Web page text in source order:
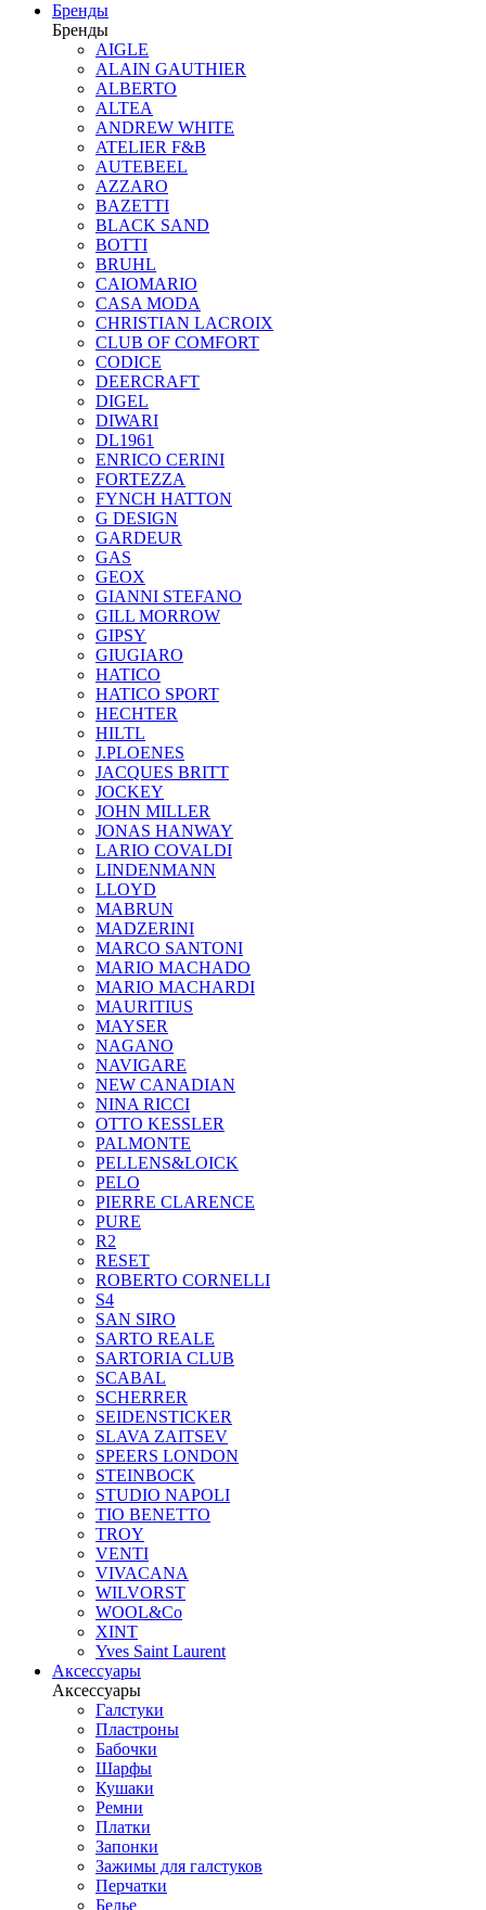
Бренды
Бренды
AIGLE
ALAIN GAUTHIER
ALBERTO
ALTEA
ANDREW WHITE
ATELIER F&B
AUTEBEEL
AZZARO
BAZETTI
BLACK SAND
BOTTI
BRUHL
CAIOMARIO
CASA MODA
CHRISTIAN LACROIX
CLUB OF COMFORT
CODICE
DEERCRAFT
DIGEL
DIWARI
DL1961
ENRICO CERINI
FORTEZZA
FYNCH HATTON
G DESIGN
GARDEUR
GAS
GEOX
GIANNI STEFANO
GILL MORROW
GIPSY
GIUGIARO
HATICO
HATICO SPORT
HECHTER
HILTL
J.PLOENES
JAСQUES BRITT
JOCKEY
JOHN MILLER
JONAS HANWAY
LARIO COVALDI
LINDENMANN
LLOYD
MABRUN
MADZERINI
MARCO SANTONI
MARIO MACHADO
MARIO MACHARDI
MAURITIUS
MAYSER
NAGANO
NAVIGARE
NEW CANADIAN
NINA RICCI
OTTO KESSLER
PALMONTE
PELLENS&LOICK
PELO
PIERRE CLARENCE
PURE
R2
RESET
ROBERTO CORNELLI
S4
SAN SIRO
SARTO REALE
SARTORIA CLUB
SCABAL
SCHERRER
SEIDENSTICKER
SLAVA ZAITSEV
SPEERS LONDON
STEINBOCK
STUDIO NAPOLI
TIO BENETTO
TROY
VENTI
VIVACANA
WILVORST
WOOL&Co
XINT
Yves Saint Laurent
Аксессуары
Аксессуары
Галстуки
Пластроны
Бабочки
Шарфы
Кушаки
Ремни
Платки
Запонки
Зажимы для галстуков
Перчатки
Белье